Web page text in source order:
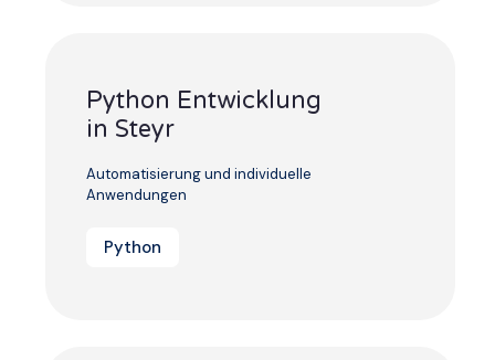
Python Entwicklung
in Steyr
Automatisierung und individuelle
Anwendungen
Python